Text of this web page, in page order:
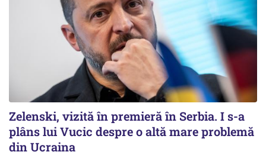
Zelenski, vizită în premieră în Serbia. I s-a
plâns lui Vucic despre o altă mare problemă
din Ucraina